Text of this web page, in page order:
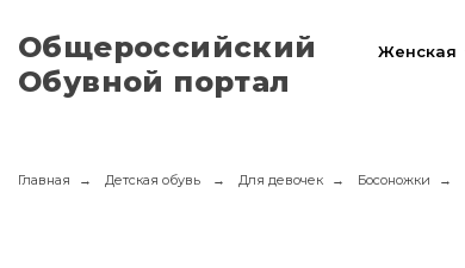
Общероссийский
Обувной портал
Женская
Главная Детская обувь Для девочек Босоножки